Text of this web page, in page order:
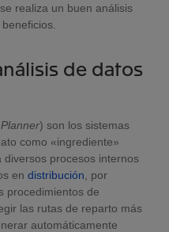
realiza un buen análisis
de datos
) son los sistemas
como «ingrediente»
procesos internos
en distribución , por
procedimientos de
las rutas de reparto más
automáticamente